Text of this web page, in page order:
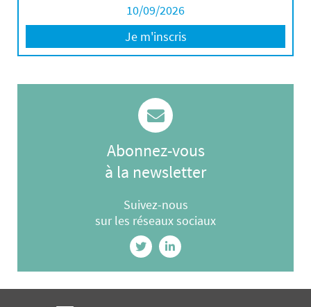
10/09/2026
Je m'inscris
Abonnez-vous
à la newsletter
Suivez-nous
sur les réseaux sociaux